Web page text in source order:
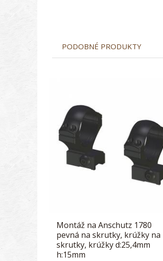
PODOBNÉ PRODUKTY
Montáž na Anschutz 1780
pevná na skrutky, krúžky na
skrutky, krúžky d:25,4mm
h:15mm